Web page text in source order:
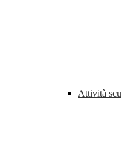
Attività